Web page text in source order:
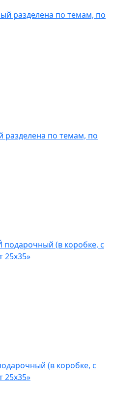
по темам, по
(в коробке, с